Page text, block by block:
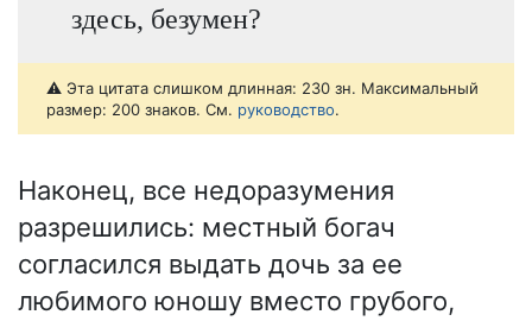
здесь, безумен?
⚠️ Эта цитата слишком длинная: 230 зн. Максимальный
размер: 200 знаков. См. руководство.
Наконец, все недоразумения
разрешились: местный богач
согласился выдать дочь за ее
любимого юношу вместо грубого,